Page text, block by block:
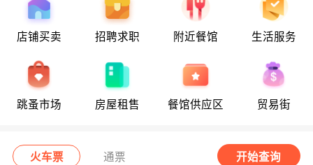
店铺买卖 招聘求职 附近餐馆 生活服务
跳蚤市场 房屋租售 餐馆供应区 贸易街
火车票 通票 开始查询